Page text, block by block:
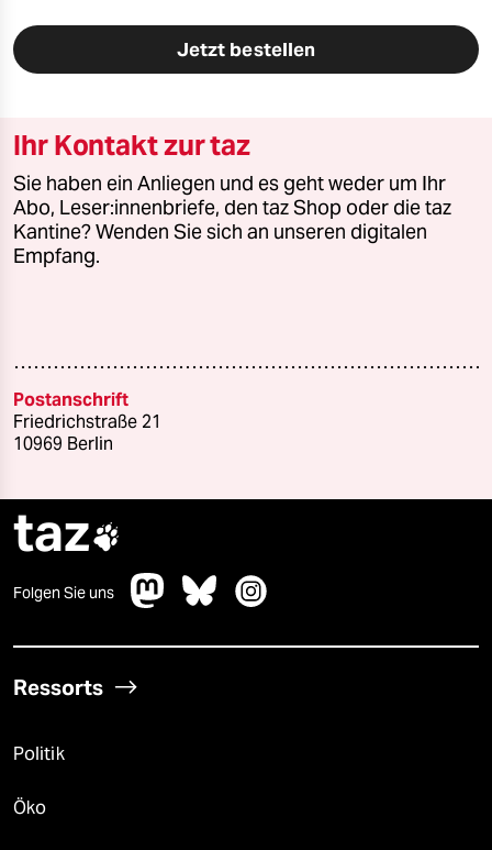
Jetzt bestellen
Ihr Kontakt zur taz
Sie haben ein Anliegen und es geht weder um Ihr
Abo, Leser:innenbriefe, den taz Shop oder die taz
Kantine? Wenden Sie sich an unseren digitalen
Empfang.
Postanschrift
Friedrichstraße 21
10969 Berlin
taz
Folgen Sie uns
Ressorts
Politik
Öko